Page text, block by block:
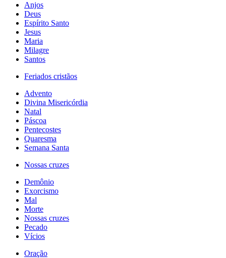
Anjos
Deus
Espírito Santo
Jesus
Maria
Milagre
Santos
Feriados cristãos
Advento
Divina Misericórdia
Natal
Páscoa
Pentecostes
Quaresma
Semana Santa
Nossas cruzes
Demônio
Exorcismo
Mal
Morte
Nossas cruzes
Pecado
Vícios
Oração